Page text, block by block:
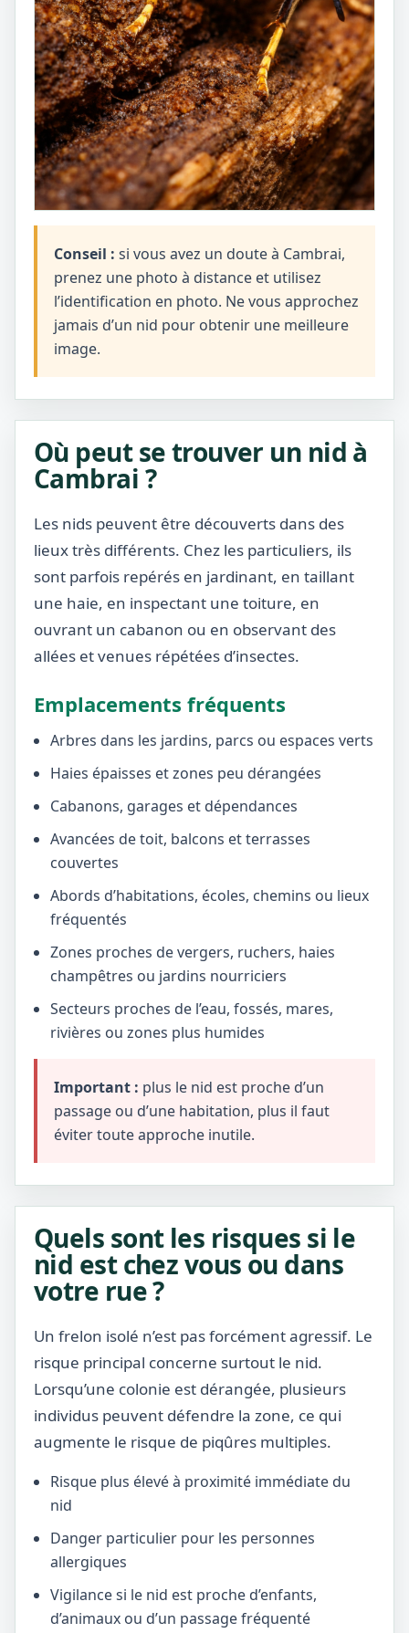
Conseil : si vous avez un doute à Cambrai,
prenez une photo à distance et utilisez
l’identification en photo. Ne vous approchez
jamais d’un nid pour obtenir une meilleure
image.
Où peut se trouver un nid à
Cambrai ?
Les nids peuvent être découverts dans des
lieux très différents. Chez les particuliers, ils
sont parfois repérés en jardinant, en taillant
une haie, en inspectant une toiture, en
ouvrant un cabanon ou en observant des
allées et venues répétées d’insectes.
Emplacements fréquents
Arbres dans les jardins, parcs ou espaces verts
Haies épaisses et zones peu dérangées
Cabanons, garages et dépendances
Avancées de toit, balcons et terrasses
couvertes
Abords d’habitations, écoles, chemins ou lieux
fréquentés
Zones proches de vergers, ruchers, haies
champêtres ou jardins nourriciers
Secteurs proches de l’eau, fossés, mares,
rivières ou zones plus humides
Important : plus le nid est proche d’un
passage ou d’une habitation, plus il faut
éviter toute approche inutile.
Quels sont les risques si le
nid est chez vous ou dans
votre rue ?
Un frelon isolé n’est pas forcément agressif. Le
risque principal concerne surtout le nid.
Lorsqu’une colonie est dérangée, plusieurs
individus peuvent défendre la zone, ce qui
augmente le risque de piqûres multiples.
Risque plus élevé à proximité immédiate du
nid
Danger particulier pour les personnes
allergiques
Vigilance si le nid est proche d’enfants,
d’animaux ou d’un passage fréquenté